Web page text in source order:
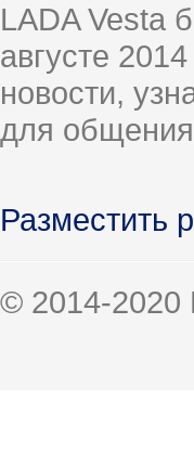
LADA Vesta
августе
новости,
для
Разместить
© 2014-2020